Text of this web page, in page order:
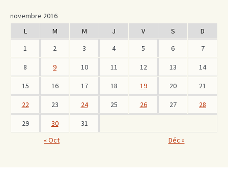
novembre 2016
L
M M J V S
D
1
2 3 4 5 6 7
8 9 10 11 12 13 14
15 16 17 18 19 20 21
22 23 24 25 26 27 28
29 30
31
« Oct
Déc »